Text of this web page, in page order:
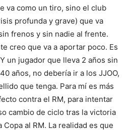
va como un tiro, sino el club
profunda y grave) que va
frenos y sin nadie al frente.
creo que va a aportar poco. Es
un jugador que lleva 2 años sin
años, no debería ir a los JJOO,
que tenga. Para mí es más
contra el RM, para intentar
cambio de ciclo tras la victoria
Copa al RM. La realidad es que